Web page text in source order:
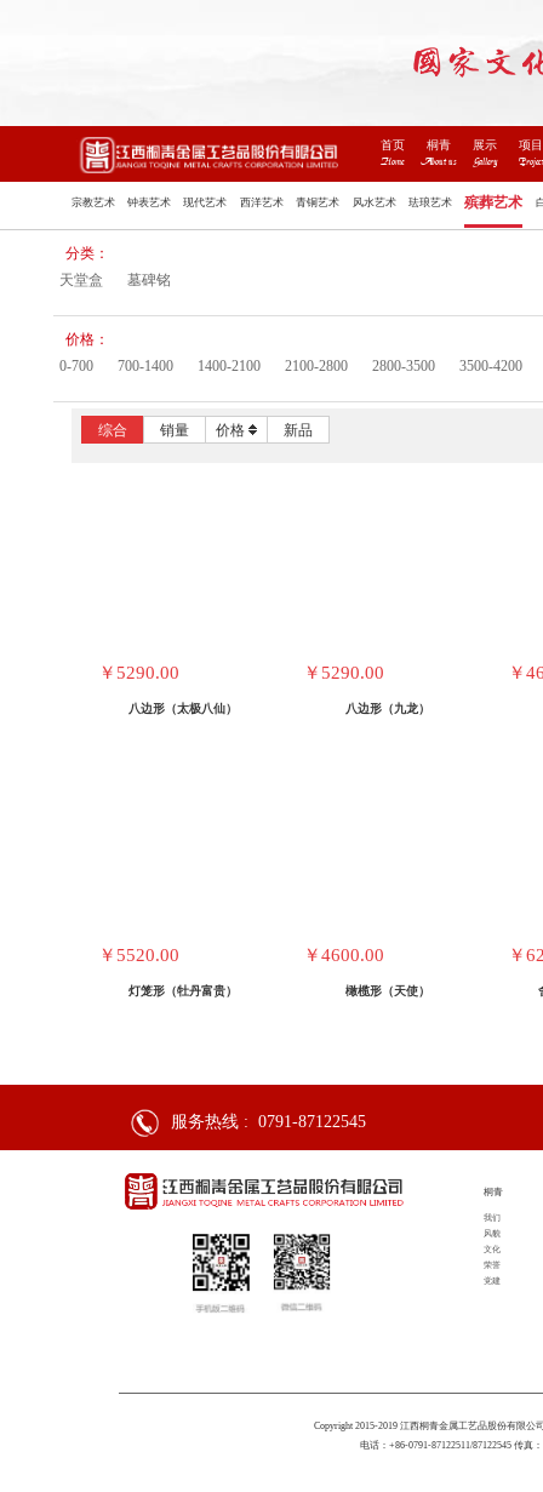
首页
Home
桐青
About us
展示
Gallery
项目
Project
宗教艺术 钟表艺术 现代艺术 西洋艺术 青铜艺术 风水艺术 珐琅艺术 殡葬艺术
分类：
天堂盒
墓碑铭
价格：
0-700
700-1400 1400-2100 2100-2800 2800-3500 3500-4200
综合 销量 价格 新品
￥5290.00
八边形（太极八仙）
￥5290.00
八边形（九龙）
￥
￥5520.00
灯笼形（牡丹富贵）
￥4600.00
橄榄形（天使）
￥
服务热线 : 0791-87122545
桐青
我们
风貌
文化
荣誉
党建
Copyright 2015-2019 江西桐青金属工艺品股份有限公
电话：+86-0791-87122511/87122545 传真